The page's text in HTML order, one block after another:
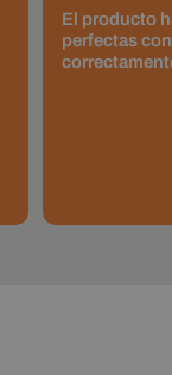
El producto
perfectas